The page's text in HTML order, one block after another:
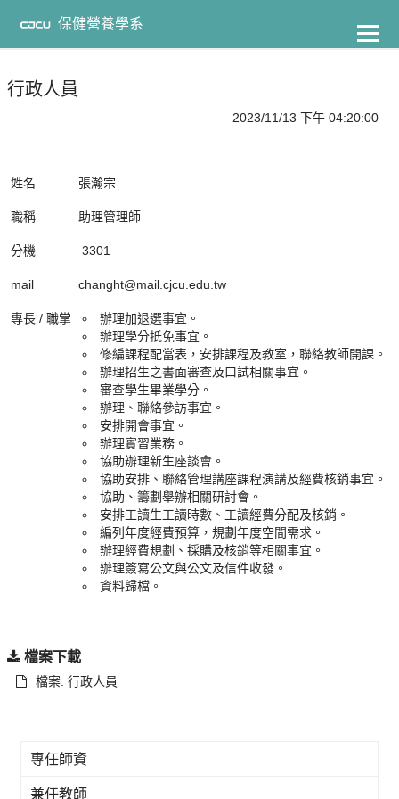
主
容
保健營養學系
行政人員
2023/11/13 下午 04:20:00
姓名 張瀚宗
職稱 助理管理師
分機 3301
mail changht@mail.cjcu.edu.tw
專長 / 職掌
辦理加退選事宜。
辦理學分抵免事宜。
修編課程配當表，安排課程及教室，聯絡教師開課。
辦理招生之書面審查及口試相關事宜。
審查學生畢業學分。
辦理、聯絡參訪事宜。
安排開會事宜。
辦理實習業務。
協助辦理新生座談會。
協助安排、聯絡管理講座課程演講及經費核銷事宜。
協助、籌劃舉辦相關研討會。
安排工讀生工讀時數、工讀經費分配及核銷。
編列年度經費預算，規劃年度空間需求。
辦理經費規劃、採購及核銷等相關事宜。
辦理簽寫公文與公文及信件收發。
資料歸檔。
檔案下載
檔案: 行政人員
專任師資
兼任教師